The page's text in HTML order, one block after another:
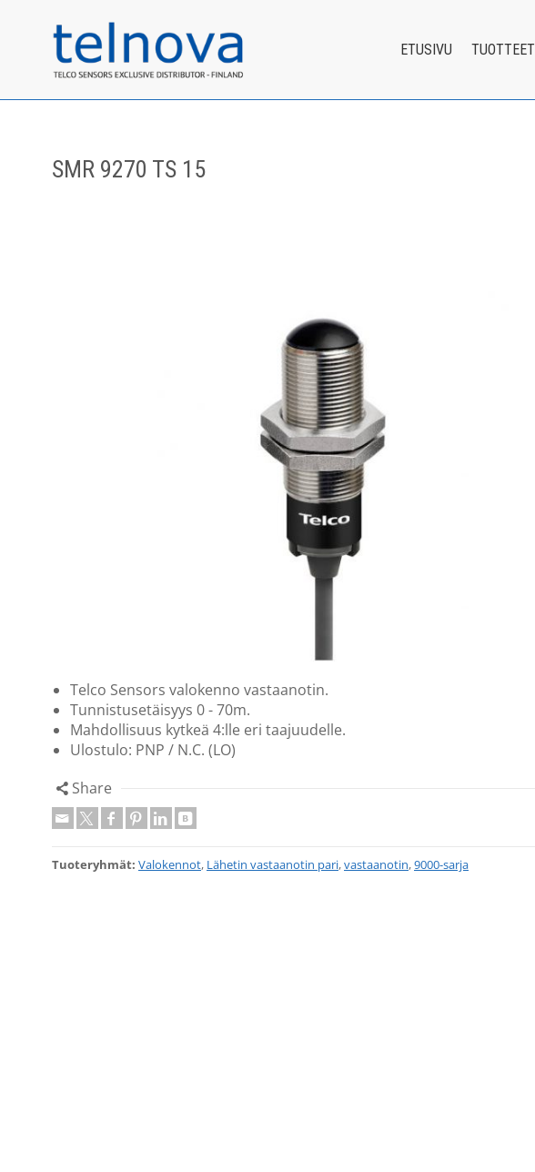
ETUSIVU TUOTTEET
SMR 9270 TS 15
Telco Sensors valokenno vastaanotin.
Tunnistusetäisyys 0 - 70m.
Mahdollisuus kytkeä 4:lle eri taajuudelle.
Ulostulo: PNP / N.C. (LO)
Share
Tuoteryhmät: Valokennot, Lähetin vastaanotin pari,vastaanotin,9000-sarja